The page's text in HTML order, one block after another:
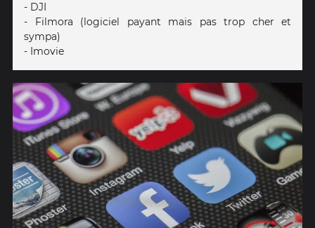
- DJI
- Filmora (logiciel payant mais pas trop cher et
sympa)
- Imovie